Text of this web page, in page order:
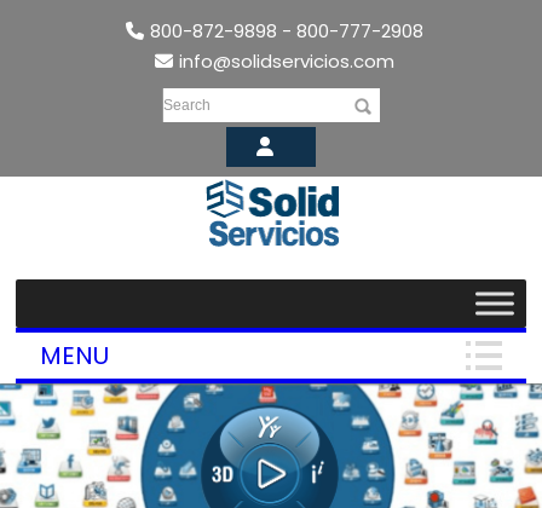
800-872-9898 - 800-777-2908
info@solidservicios.com
Search
MENU